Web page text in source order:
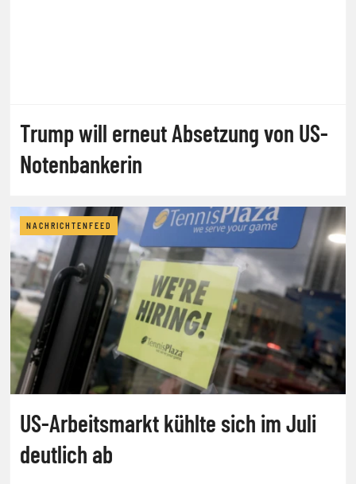
Trump will erneut Absetzung von US-
Notenbankerin
NACHRICHTENFEED
US-Arbeitsmarkt kühlte sich im Juli
deutlich ab